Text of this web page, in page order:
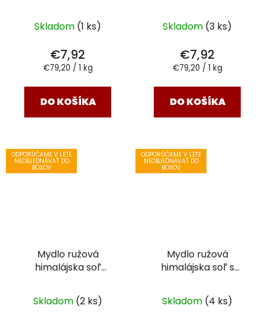
Skladom (1 ks)
€7,92
Jednotková
€79,20 / 1 kg
DO KOŠÍKA
Skladom (3 ks)
€7,92
Jednotková
€79,20 / 1 kg
DO KOŠÍKA
ODPORÚČAME V LETE
NEOBJEDNÁVAŤ DO
BOXOV
Mydlo ružová
himalájska soľ
Skladom (2 ks)
ODPORÚČAME V LETE
NEOBJEDNÁVAŤ DO
BOXOV
Mydlo ružová
himalájska soľ s
Skladom (4 ks)